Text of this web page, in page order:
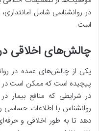
در روانشناسی شامل
است.
چالش‌های اخلاقی
یکی از چالش‌های عمده در
پیچیده است که ممکن است در
در شرایطی که منافع بیمار
روانشناس با اطلاعات حساسی
دهد تا به طور اخلاقی و